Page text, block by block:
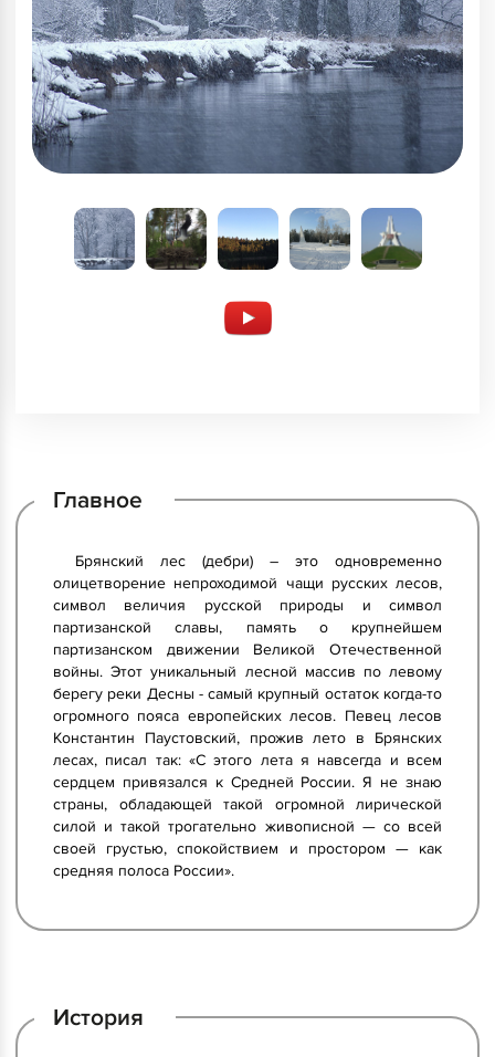
Главное
Брянский лес (дебри) – это одновременно
олицетворение непроходимой чащи русских лесов,
символ величия русской природы и символ
партизанской славы, память о крупнейшем
партизанском движении Великой Отечественной
войны. Этот уникальный лесной массив по левому
берегу реки Десны - самый крупный остаток когда-то
огромного пояса европейских лесов. Певец лесов
Константин Паустовский, прожив лето в Брянских
лесах, писал так: «С этого лета я навсегда и всем
сердцем привязался к Средней России. Я не знаю
страны, обладающей такой огромной лирической
силой и такой трогательно живописной — со всей
своей грустью, спокойствием и простором — как
средняя полоса России».
История